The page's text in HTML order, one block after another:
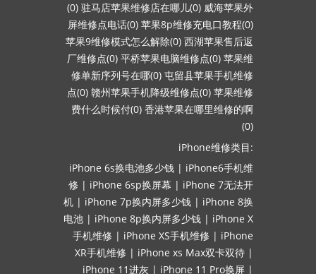
(0) 驻马店苹果维修店在哪儿(0) 威海苹果外
屏维修点电话(0) 苹果8p维修充电口教程(0)
苹果9维修模式怎么解除(0) 西湖苹果售后返
厂维修点(0) 平桥苹果电脑维修点(0) 苹果维
修单新序列号在哪(0) 屯留县苹果手机维修
点(0) 赣州苹果手机降级维修点(0) 苹果维修
费什么时候付(0) 香港苹果在哪里维修的啊
(0)
iPhone维修类目:
iPhone 6s换电池多少钱 | iPhone6手机维
修 | iPhone 6sp换屏幕 | iPhone 7无法开
机 | iPhone 7p换内屏多少钱 | iPhone 8换
电池 | iPhone 8p换内屏多少钱 | iPhone X
手机维修 | iPhone XS手机维修 | iPhone
XR手机维修 | iPhone xs Max双卡双待 |
iPhone 11进灰 | iPhone 11 Pro换屏 |